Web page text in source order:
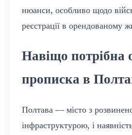
нюанси, особливо щодо
реєстрації в орендованому
Навіщо потрібна
прописка в
Полтава — місто з
інфраструктурою, і